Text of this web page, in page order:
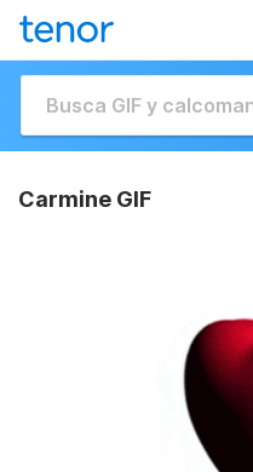
Carmine GIF